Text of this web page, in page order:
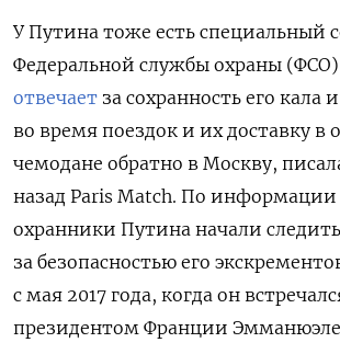
У Путина тоже есть специальный
Федеральной службы охраны
отвечает за сохранность его кала
во время поездок и их доставку в
чемодане обратно в Москву,
назад Paris Match. По
охранники Путина начали следить
за безопасностью его
с мая 2017 года, когда он
президентом Франции